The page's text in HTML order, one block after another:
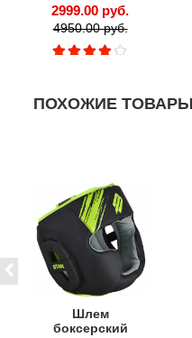
2999.00 руб.
4950.00 руб.
ПОХОЖИЕ
Шлем
боксерский